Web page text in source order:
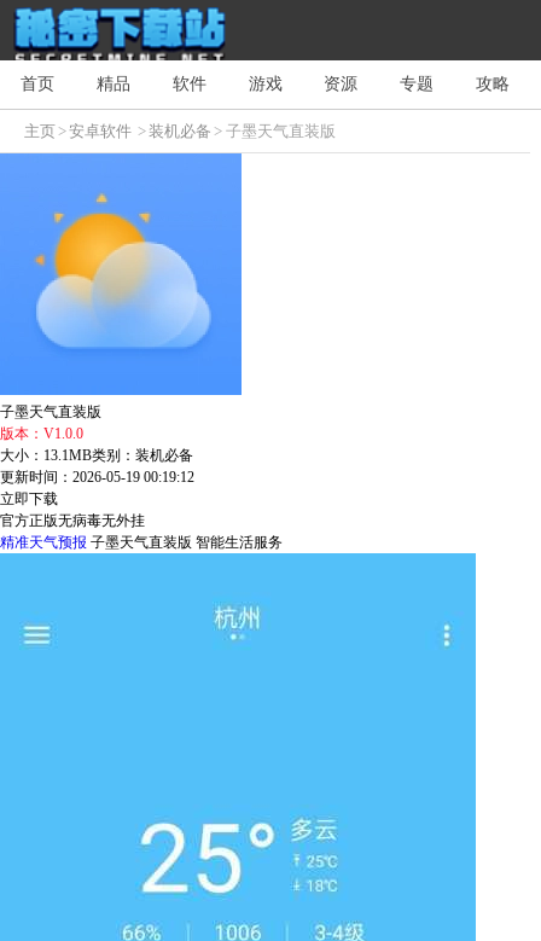
首页 精品 软件 游戏 资源 专题 攻略
主页>安卓软件 >装机必备 > 子墨天气直装版
子墨天气直装版
版本：V1.0.0
大小：13.1MB类别：装机必备
更新时间：2026-05-19 00:19:12
立即下载
官方正版无病毒无外挂
精准天气预报 子墨天气直装版 智能生活服务